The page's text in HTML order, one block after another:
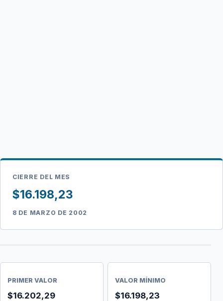
CIERRE DEL MES
$16.198,23
8 DE MARZO DE 2002
PRIMER VALOR
$16.202,29
VALOR MÍNIMO
$16.198,23